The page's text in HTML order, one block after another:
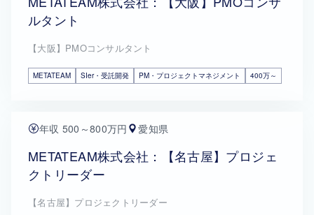
ルタント
【大阪】PMOコンサルタント
METATEAM SIer・受託開発 PM・プロジェクトマネジメント 400万～
年収 500～800万円 愛知県
METATEAM株式会社：【名古屋】プロジェ
クトリーダー
【名古屋】プロジェクトリーダー